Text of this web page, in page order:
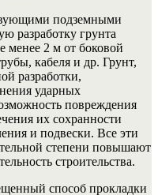
подземными
разработку грунта
менее 2 м от боковой
кабеля и др. Грунт,
разработки,
ударных
повреждения
их сохранности
и подвески. Все эти
степени повышают
строительства.
способ прокладки